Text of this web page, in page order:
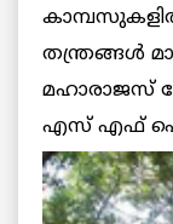
തന്ത്രങ്ങള്‍
മഹാരാജസ്
എസ് എഫ് ഐ